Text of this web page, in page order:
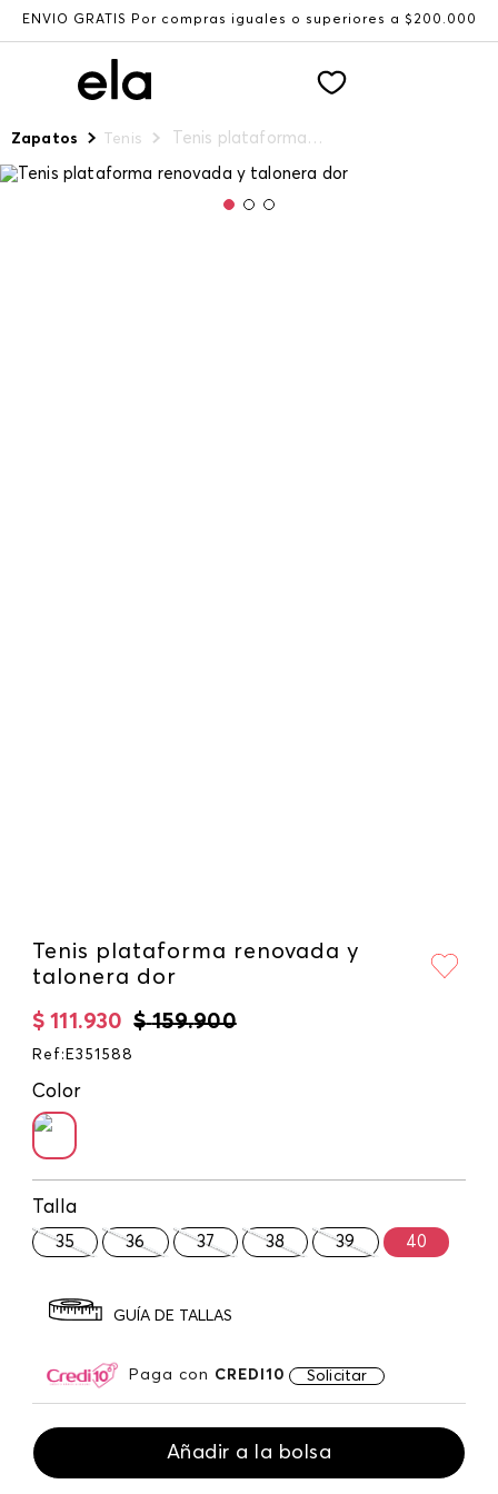
ENVÍO GRATIS Por compras iguales o superiores a $200.000
Zapatos Tenis Tenis plataforma renovada y talonera dor
Tenis plataforma renovada y
talonera dor
$ 159.900
$ 111 .930
Ref : E351588
Color
Talla
35 36 37 38 39 40
GUÍA DE TALLAS
Paga con CREDI10 Solicitar
Añadir a la bolsa